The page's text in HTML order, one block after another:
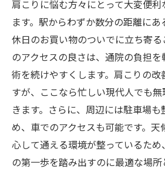
利用者が語る劇的改善の
肩こり解消を加速させる
知識と経験に裏打ちされ
肩こりに悩む方々にとって大変便
ます。駅からわずか数分の距離に
休日のお買い物のついでに立ち寄る
のアクセスの良さは、通院の負担
術を続けやすくします。肩こりの
すが、ここなら忙しい現代人でも
きます。さらに、周辺には駐車場
め、車でのアクセスも可能です。天
心して通える環境が整っているた
の第一歩を踏み出すのに最適な場所